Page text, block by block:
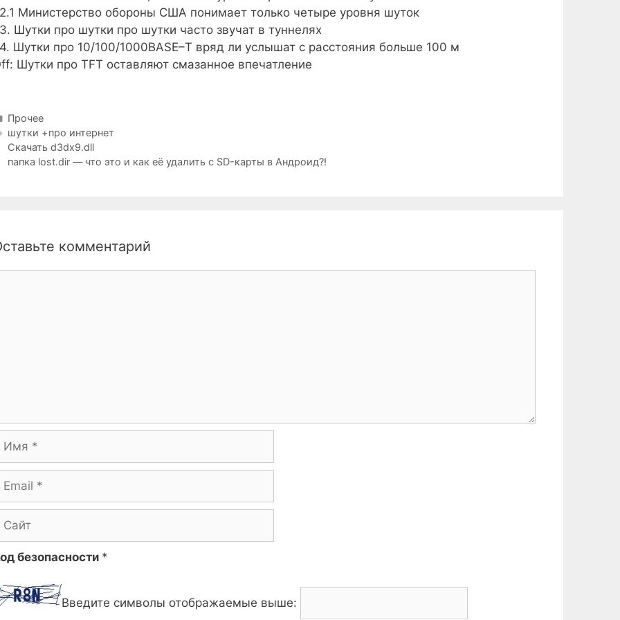
Министерство обороны США понимает только четыре уровня шуток
Шутки про шутки про шутки часто звучат в туннелях
Шутки про 10/100/1000BASE–T вряд ли услышат с расстояния больше 100 м
Шутки про TFT оставляют смазанное впечатление
Рубрики
Прочее
Метки
шутки +про интернет
Скачать d3dx9.dll
папка lost.dir — что это и как её удалить с SD-карты в Андроид?!
комментарий
безопасности *
Введите символы отображаемые выше: